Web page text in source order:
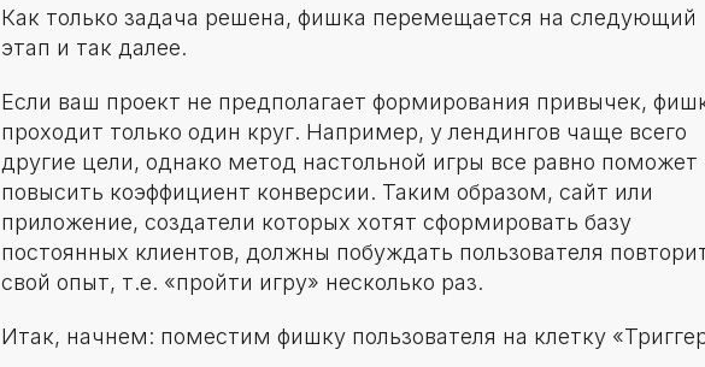
Как только задача решена, фишка перемещается на следующий
этап и так далее.
Если ваш проект не предполагает формирования привычек,
проходит только один круг. Например, у лендингов чаще всего
другие цели, однако метод настольной игры все равно поможет
повысить коэффициент конверсии. Таким образом, сайт или
приложение, создатели которых хотят сформировать базу
постоянных клиентов, должны побуждать пользователя
свой опыт, т.е. «пройти игру» несколько раз.
Итак, начнем: поместим фишку пользователя на клетку